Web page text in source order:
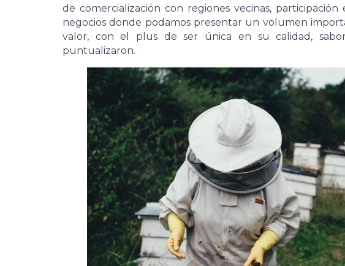
de comercialización con regiones vecinas,
negocios donde podamos presentar un volumen
valor, con el plus de ser única en su calidad,
puntualizaron.